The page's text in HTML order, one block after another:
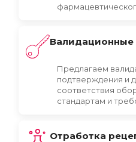
Валидационные
Предлагаем
подтверждения и
соответствия
стандартам и
Отработка